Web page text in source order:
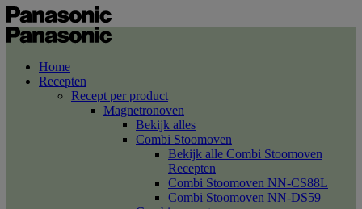
Home
Recepten
Recept per product
Magnetronoven
Bekijk alles
Combi Stoomoven
Bekijk alle Combi Stoomoven
Recepten
Combi Stoomoven NN-CS88L
Combi Stoomoven NN-DS59